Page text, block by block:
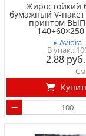
Жиростойкий
бумажный V-
принтом
▸ Aviora
2.88